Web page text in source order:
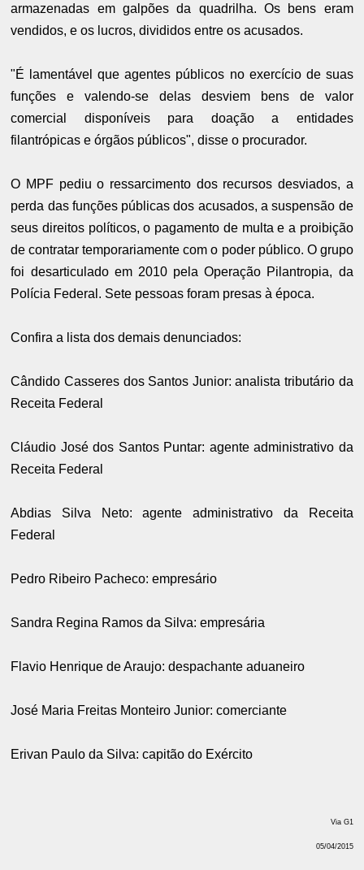
armazenadas em galpões da quadrilha. Os bens eram
vendidos, e os lucros, divididos entre os acusados.
"É lamentável que agentes públicos no exercício de suas
funções e valendo-se delas desviem bens de valor
comercial disponíveis para doação a entidades
filantrópicas e órgãos públicos", disse o procurador.
O MPF pediu o ressarcimento dos recursos desviados, a
perda das funções públicas dos acusados, a suspensão de
seus direitos políticos, o pagamento de multa e a proibição
de contratar temporariamente com o poder público. O grupo
foi desarticulado em 2010 pela Operação Pilantropia, da
Polícia Federal. Sete pessoas foram presas à época.
Confira a lista dos demais denunciados:
Cândido Casseres dos Santos Junior: analista tributário da
Receita Federal
Cláudio José dos Santos Puntar: agente administrativo da
Receita Federal
Abdias Silva Neto: agente administrativo da Receita
Federal
Pedro Ribeiro Pacheco: empresário
Sandra Regina Ramos da Silva: empresária
Flavio Henrique de Araujo: despachante aduaneiro
José Maria Freitas Monteiro Junior: comerciante
Erivan Paulo da Silva: capitão do Exército
Via G1
05/04/2015